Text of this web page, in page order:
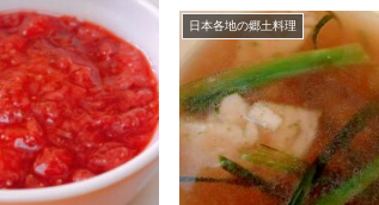
（楽天レシピ） 1時間以上
材料梅干し蜂蜜本みりん
日本各地の郷土料理